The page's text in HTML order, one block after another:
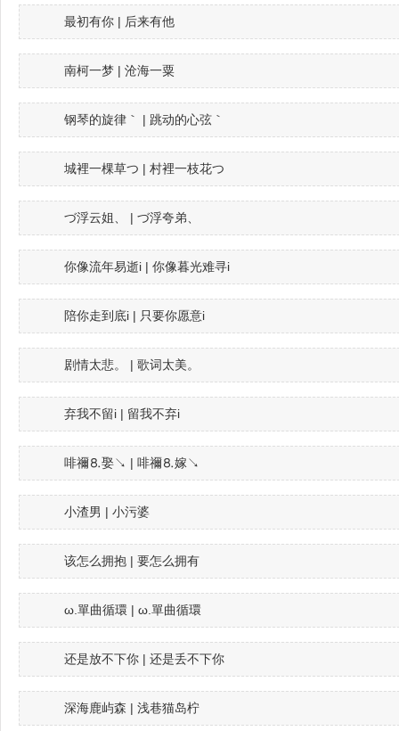
最初有你 | 后来有他
南柯一梦 | 沧海一粟
钢琴的旋律｀ | 跳动的心弦｀
城裡一棵草つ | 村裡一枝花つ
づ浮云姐、 | づ浮夸弟、
你像流年易逝i | 你像暮光难寻i
陪你走到底i | 只要你愿意i
剧情太悲。 | 歌词太美。
弃我不留i | 留我不弃i
啡禰⒏娶↘ | 啡禰⒏嫁↘
小渣男 | 小污婆
该怎么拥抱 | 要怎么拥有
ω.單曲循環 | ω.單曲循環
还是放不下你 | 还是丢不下你
深海鹿屿森 | 浅巷猫岛柠